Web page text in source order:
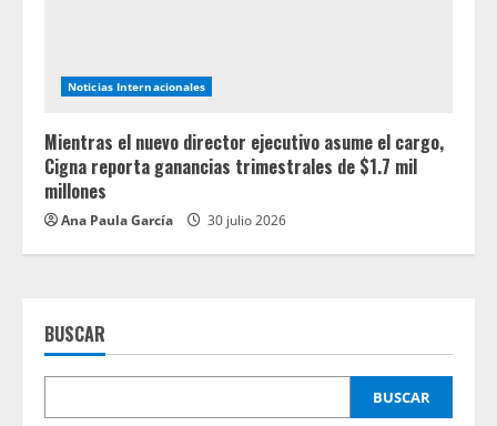
Noticias Internacionales
Mientras el nuevo director ejecutivo asume el cargo,
Cigna reporta ganancias trimestrales de $1.7 mil
millones
Ana Paula García 30 julio 2026
BUSCAR
BUSCAR